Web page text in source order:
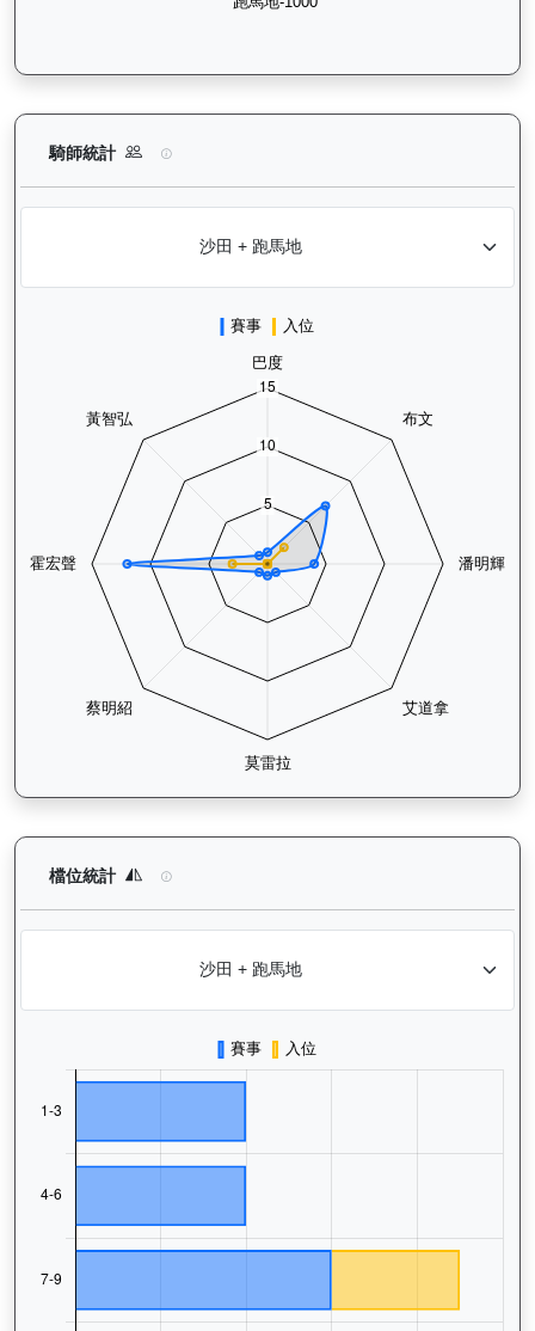
騎師統計 日新月著（G109）— 騎師統計分析：查看各騎
檔位統計 日新月著（G109）— 檔位統計分析：查看馬匹